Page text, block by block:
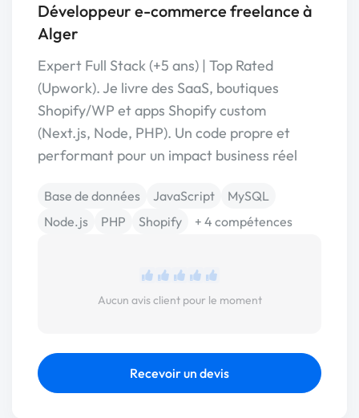
Développeur e-commerce freelance à
Alger
Expert Full Stack (+5 ans) | Top Rated
(Upwork). Je livre des SaaS, boutiques
Shopify/WP et apps Shopify custom
(Next.js, Node, PHP). Un code propre et
performant pour un impact business réel
Base de données JavaScript
MySQL
Node.js
PHP Shopify + 4 compétences
Aucun avis client pour le moment
Recevoir un devis